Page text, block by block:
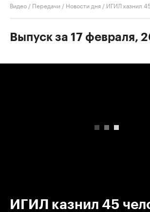
Видео / Передачи / Новости дня / ИГИЛ казнил
Выпуск за 17 февраля,
ИГИЛ казнил 45